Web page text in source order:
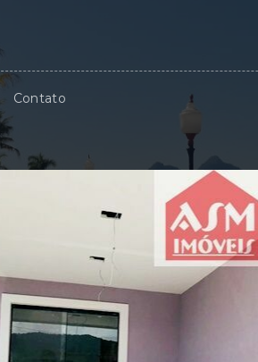
Contato